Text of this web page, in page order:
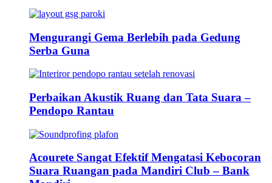
Mengurangi Gema Berlebih pada Gedung
Serba Guna
Perbaikan Akustik Ruang dan Tata Suara –
Pendopo Rantau
Acourete Sangat Efektif Mengatasi Kebocoran
Suara Ruangan pada Mandiri Club – Bank